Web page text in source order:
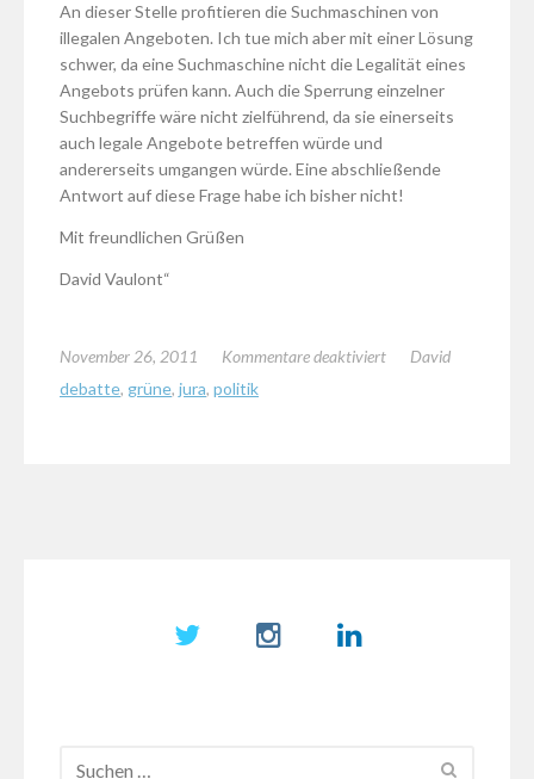
An dieser Stelle profitieren die Suchmaschinen von
illegalen Angeboten. Ich tue mich aber mit einer Lösung
schwer, da eine Suchmaschine nicht die Legalität eines
Angebots prüfen kann. Auch die Sperrung einzelner
Suchbegriffe wäre nicht zielführend, da sie einerseits
auch legale Angebote betreffen würde und
andererseits umgangen würde. Eine abschließende
Antwort auf diese Frage habe ich bisher nicht!
Mit freundlichen Grüßen
David Vaulont“
November 26, 2011 Kommentare deaktiviertfür
David
debatte, grüne, jura, politik